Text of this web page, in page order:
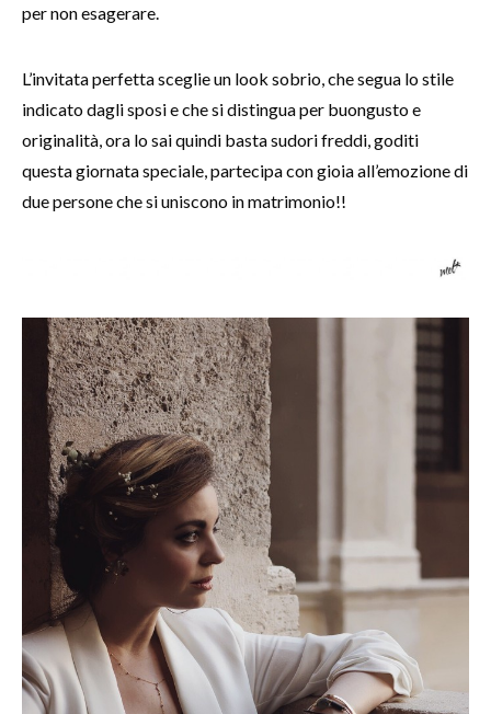
per non esagerare.
L’invitata perfetta sceglie un look sobrio, che segua lo stile
indicato dagli sposi e che si distingua per buongusto e
originalità, ora lo sai quindi basta sudori freddi, goditi
questa giornata speciale, partecipa con gioia all’emozione di
due persone che si uniscono in matrimonio!!